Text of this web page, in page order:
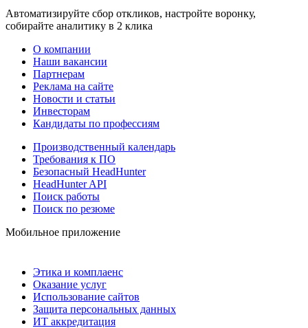
Автоматизируйте сбор откликов, настройте воронку,
собирайте аналитику в 2 клика
О компании
Наши вакансии
Партнерам
Реклама на сайте
Новости и статьи
Инвесторам
Кандидаты по профессиям
Производственный календарь
Требования к ПО
Безопасный HeadHunter
HeadHunter API
Поиск работы
Поиск по резюме
Мобильное приложение
Этика и комплаенс
Оказание услуг
Использование сайтов
Защита персональных данных
ИТ аккредитация